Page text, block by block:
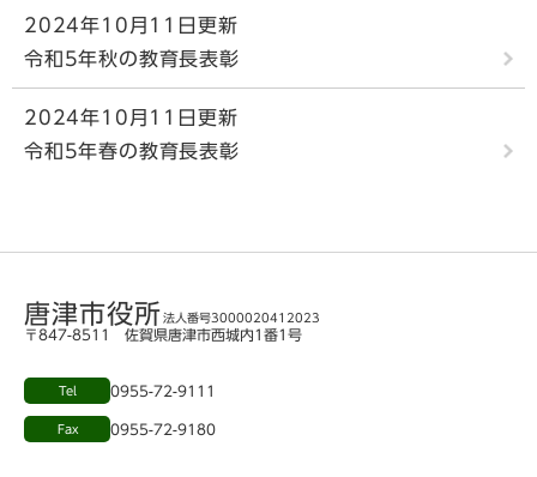
2024年10月11日更新
令和5年秋の教育長表彰
2024年10月11日更新
令和5年春の教育長表彰
唐津市役所 法人番号3000020412023
〒847-8511 佐賀県唐津市西城内1番1号
Tel 0955-72-9111
Fax 0955-72-9180